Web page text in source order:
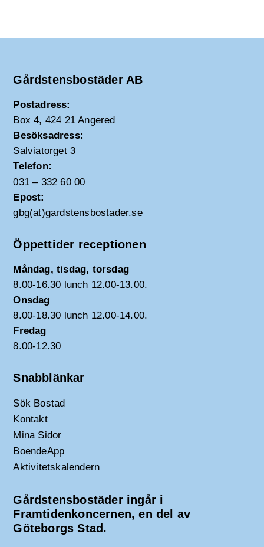
Gårdstensbostäder AB
Postadress:
Box 4, 424 21 Angered
Besöksadress:
Salviatorget 3
Telefon:
031 – 332 60 00
Epost:
gbg(at)gardstensbostader.se
Öppettider receptionen
Måndag, tisdag, torsdag
8.00-16.30 lunch 12.00-13.00.
Onsdag
8.00-18.30 lunch 12.00-14.00.
Fredag
8.00-12.30
Snabblänkar
Sök Bostad
Kontakt
Mina Sidor
BoendeApp
Aktivitetskalendern
Gårdstensbostäder ingår i
Framtidenkoncernen, en del av
Göteborgs Stad.